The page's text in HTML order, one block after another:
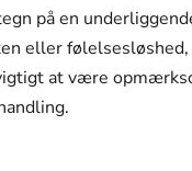
på en
eller
at være